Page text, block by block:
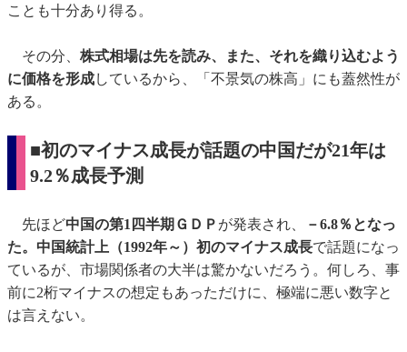
ことも十分あり得る。
その分、 株式相場は先を読み、また、それを織り込むよう
に価格を形成しているから、「不景気の株高」にも蓋然性が
ある。
■初のマイナス成長が話題の中国だが21年は
9.2％成長予測
先ほど中国の第1四半期ＧＤＰ が発表され、
－6.8％となっ
た。中国統計上（1992年～）初のマイナス成長で話題になっ
ているが、市場関係者の大半は驚かないだろう。何しろ、事
前に2桁マイナスの想定もあっただけに、極端に悪い数字と
は言えない。